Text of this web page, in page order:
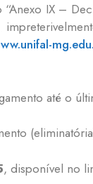
IX –
até o
, disponível no